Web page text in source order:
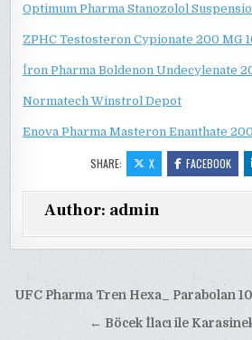
Optimum Pharma Stanozolol
ZPHC Testosteron Cypionate 200 MG
İron Pharma Boldenon Undecylenate
Normatech Winstrol Depot
Enova Pharma Masteron Enanthate
SHARE: X FACEBOOK
Author: admin
Yazı
gezinmesi
UFC Pharma Tren Hexa_ Parabolan
← Böcek İlacı ile